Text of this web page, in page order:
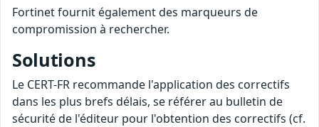
Fortinet fournit également des marqueurs de
compromission à rechercher.
Solutions
Le CERT-FR recommande l'application des correctifs
dans les plus brefs délais, se référer au bulletin de
sécurité de l'éditeur pour l'obtention des correctifs (cf.